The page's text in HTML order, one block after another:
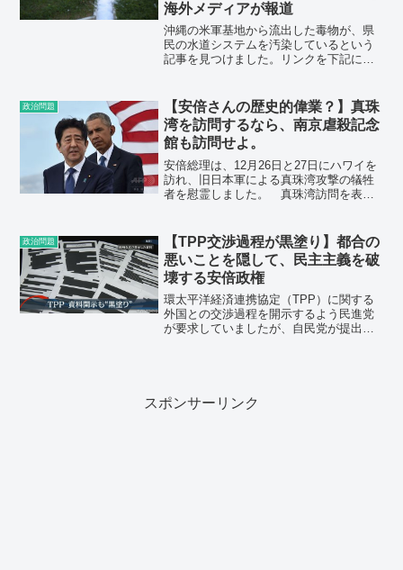
海外メディアが報道
沖縄の米軍基地から流出した毒物が、県
民の水道システムを汚染しているという
記事を見つけました。リンクを下記に示
Age...
政治問題
【安倍さんの歴史的偉業？】真珠
湾を訪問するなら、南京虐殺記念
館も訪問せよ。
安倍総理は、12月26日と27日にハワイを
訪れ、旧日本軍による真珠湾攻撃の犠牲
者を慰霊しました。 真珠湾訪問を表明
ワイを訪問し、オバマ大統領と首脳会談
を行う。ハワイでの...
政治問題
【TPP交渉過程が黒塗り】都合の
悪いことを隠して、民主主義を破
壊する安倍政権
環太平洋経済連携協定（TPP）に関する
外国との交渉過程を開示するよう民進党
が要求していましたが、自民党が提出し
スポンサーリンク